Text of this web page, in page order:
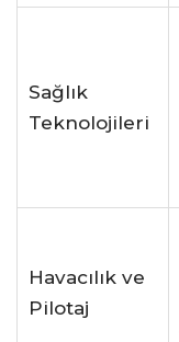
Sağlık
Teknolojileri
Havacılık ve
Pilotaj